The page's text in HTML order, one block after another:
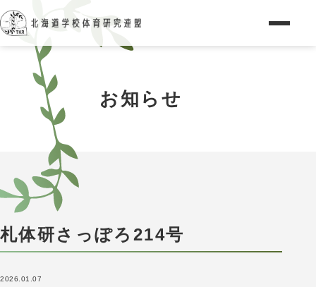
お知らせ
札体研さっぽろ214号
2026.01.07